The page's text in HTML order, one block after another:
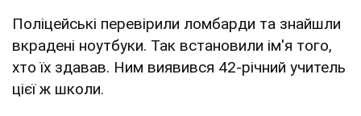
Поліцейські перевірили ломбарди та знайшли
вкрадені ноутбуки. Так встановили ім'я того,
хто їх здавав. Ним виявився 42-річний учитель
цієї ж школи.